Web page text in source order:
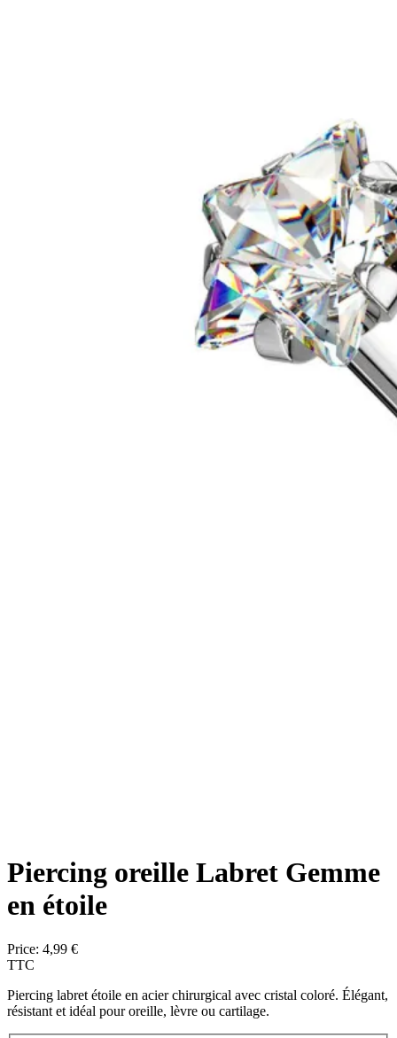
Piercing oreille Labret Gemme
en étoile
Price: 4,99 €
TTC
Piercing labret étoile en acier chirurgical avec cristal coloré. Élégant,
résistant et idéal pour oreille, lèvre ou cartilage.